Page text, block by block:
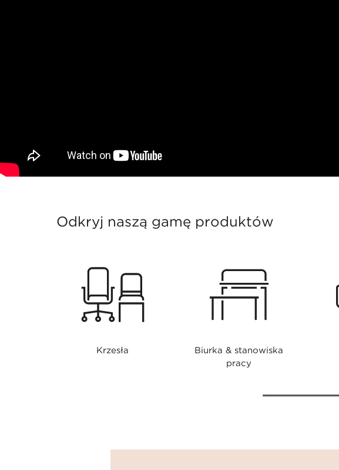
Odkryj naszą gamę produktów
Krzesła
Biurka & stanowiska
pracy